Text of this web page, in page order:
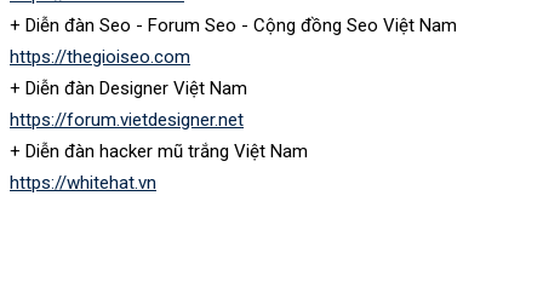
+ Diễn đàn Seo - Forum Seo - Cộng đồng Seo Việt Nam
https://thegioiseo.com
+ Diễn đàn Designer Việt Nam
https://forum.vietdesigner.net
+ Diễn đàn hacker mũ trắng Việt Nam
https://whitehat.vn